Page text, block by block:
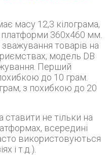
360х460 мм.
зважування товарів на
модель DB
Перший
до 10 грам.
з похибкою до 20
всередині
використовуються
і т.д.).